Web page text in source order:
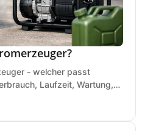
- welcher passt
Laufzeit, Wartung,